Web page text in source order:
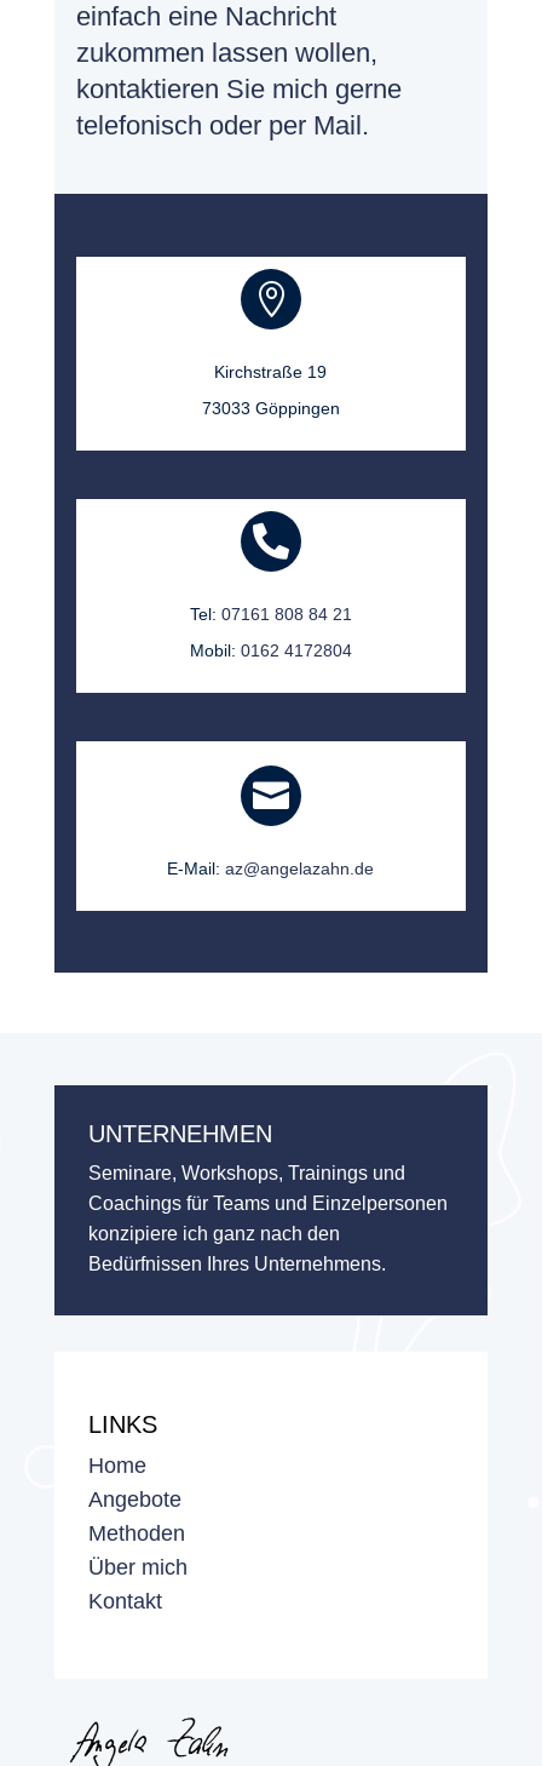
einfach eine Nachricht
zukommen lassen wollen,
kontaktieren Sie mich gerne
telefonisch oder per Mail.

Kirchstraße 19
73033 Göppingen

Tel: 07161 808 84 21
Mobil: 0162 4172804

E-Mail:az@angelazahn.de
UNTERNEHMEN
Seminare, Workshops, Trainings und
Coachings für Teams und Einzelpersonen
konzipiere ich ganz nach den
Bedürfnissen Ihres Unternehmens.
LINKS
Home
Angebote
Methoden
Über mich
Kontakt